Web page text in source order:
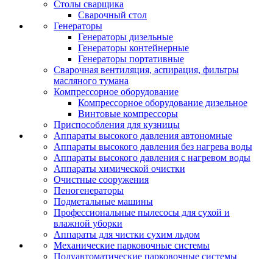
Столы сварщика
Сварочный стол
Генераторы
Генераторы дизельные
Генераторы контейнерные
Генераторы портативные
Сварочная вентиляция, аспирация, фильтры
масляного тумана
Компрессорное оборудование
Компрессорное оборудование дизельное
Винтовые компрессоры
Приспособления для кузницы
Аппараты высокого давления автономные
Аппараты высокого давления без нагрева воды
Аппараты высокого давления с нагревом воды
Аппараты химической очистки
Очистные сооружения
Пеногенераторы
Подметальные машины
Профессиональные пылесосы для сухой и
влажной уборки
Аппараты для чистки сухим льдом
Механические парковочные системы
Полуавтоматические парковочные системы